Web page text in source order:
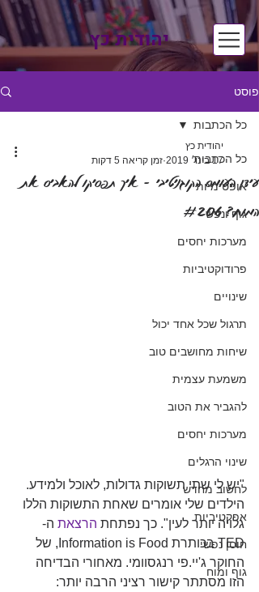
יהודית כץ
פוסט
כל הכתבות
אופטימיות
גוף ונפש
מערכות יחסים
פרודוקטיביות
שינויים
תרגול שכל אחד יכול
שיחות מחושבים טוב
משמעת עצמית
להגביר את הטוב
מערכות יחסים
שינוי הרגלים
לחשוב מחדש
אפקטיביות
חוסן נפשי
גוף ומוח
כל הכתבות
עידן העומס הקוגניטיבי - איך תפסיקו להאביס את
המוח? #206
יהודית כץ
17 בינו׳ 2019
זמן קריאה 5 דקות
"יש לי שתי תשוקות גדולות, לאוכל ולמידע.
הילדים שלי אומרים שאחת התשוקות הללו
גלויה יותר לעין". כך נפתחת הרצאת ה-
TED בכותרת Information is Food, של
החוקר ג'יי.פי רנגסוומי. מאחורי הבדיחה
הזו מסתתר קישור רציני הרבה יותר: